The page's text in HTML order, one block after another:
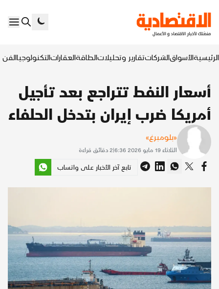
الرئيسيةالأسواقالشركاتتقارير وتحليلاتالطاقةالعقاراتالتكنولوجياالفن
أسعار النفط تتراجع بعد تأجيل
أمريكا ضرب إيران بتدخل الحلفاء
«بلومبرغ»
الثلاثاء 19 مايو 2026 6:36 |
2 دقائق قراءة
تابع آخر الأخبار على واتساب